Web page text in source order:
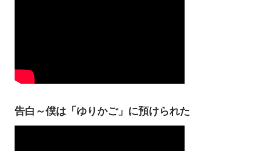
告白～僕は「ゆりかご」に預けられた